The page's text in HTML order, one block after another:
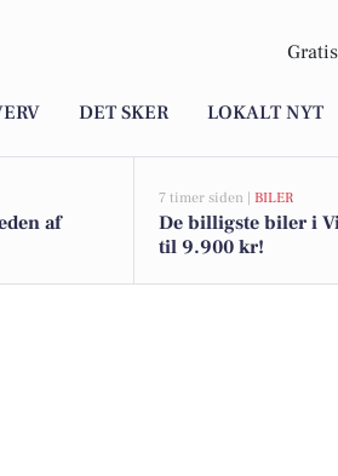
DET SKER LOKALT NYT
af
7 timer siden | BILER
De billigste biler i
til 9.900 kr!